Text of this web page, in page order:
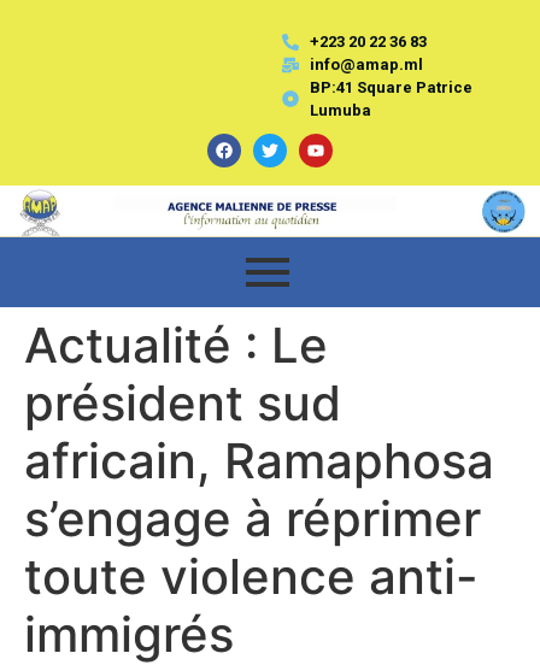
+223 20 22 36 83
info@amap.ml
BP:41 Square Patrice
Lumuba
Actualité : Le
président sud
africain, Ramaphosa
s’engage à réprimer
toute violence anti-
immigrés